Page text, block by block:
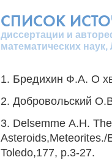
СПИСОК
диссертации и
математических
1. Бредихин Ф.А. О
2. Добровольский
3. Delsemme А.Н.
Asteroids,Meteorites./
Toledo,177, p.3-27.